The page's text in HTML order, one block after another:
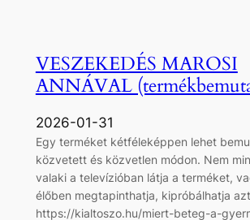
VESZEKEDÉS MAROSI
ANNÁVAL
2026-01-31
Egy terméket kétféleképpen lehet
közvetett és közvetlen módon. Nem
valaki a televízióban látja a terméket,
élőben megtapinthatja, kipróbálhatja
https://kialtoszo.hu/miert-beteg-a-